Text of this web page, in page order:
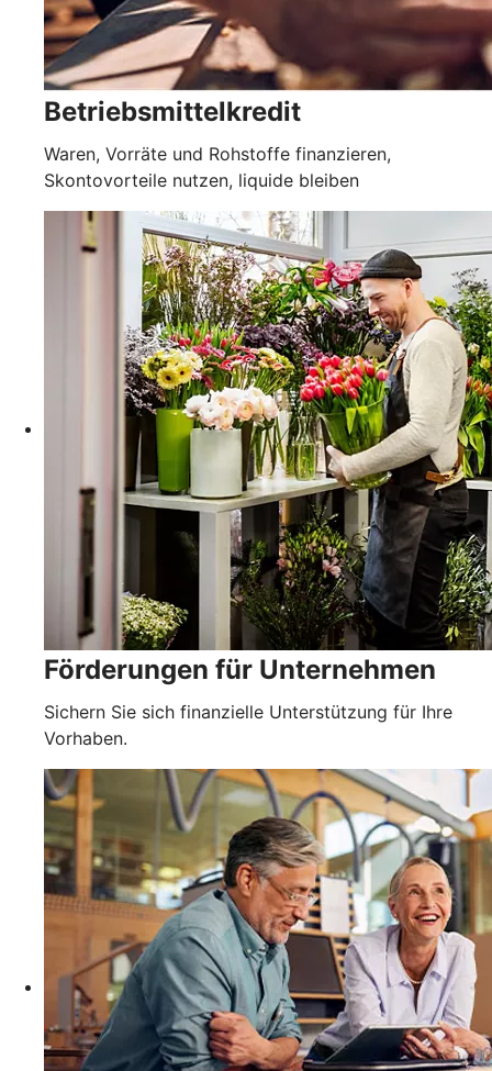
Betriebsmittelkredit
Waren, Vorräte und Rohstoffe finanzieren,
Skontovorteile nutzen, liquide bleiben
Förderungen für Unternehmen
Sichern Sie sich finanzielle Unterstützung für Ihre
Vorhaben.